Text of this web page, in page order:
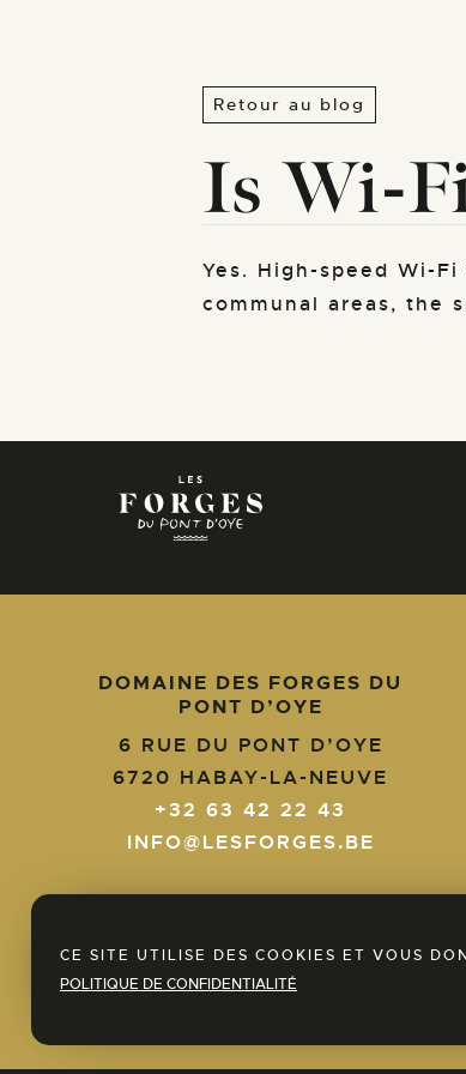
22
Retour au blog
Is Wi-
Yes. High-speed Wi-
communal areas, the
DOMAINE DES FORGES DU
PONT D’OYE
6 RUE DU PONT D’OYE
6720 HABAY-LA-NEUVE
+32 63 42 22 43
INFO@LESFORGES.BE
CE SITE UTILISE DES COOKIES ET VOUS
POLITIQUE DE CONFIDENTIALITÉ